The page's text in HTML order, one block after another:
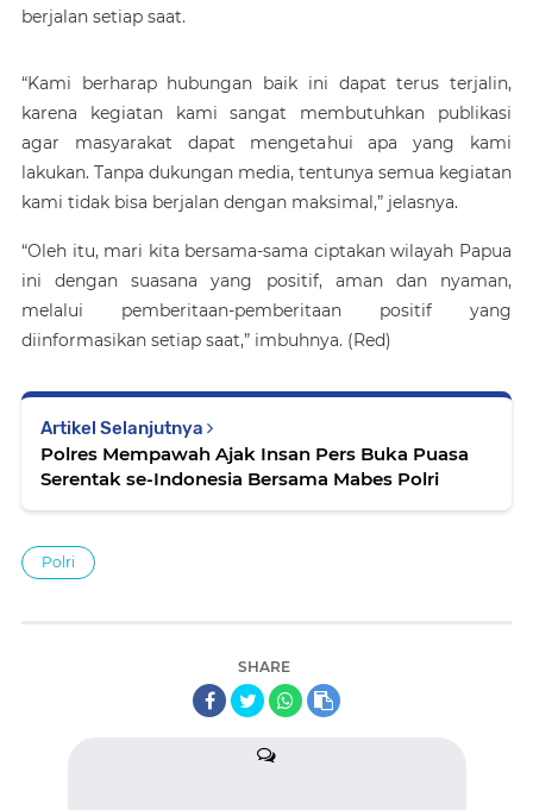
berjalan setiap saat.
“Kami berharap hubungan baik ini dapat terus terjalin,
karena kegiatan kami sangat membutuhkan publikasi
agar masyarakat dapat mengetahui apa yang kami
lakukan. Tanpa dukungan media, tentunya semua kegiatan
kami tidak bisa berjalan dengan maksimal,” jelasnya.
“Oleh itu, mari kita bersama-sama ciptakan wilayah Papua
ini dengan suasana yang positif, aman dan nyaman,
melalui pemberitaan-pemberitaan positif yang
diinformasikan setiap saat,” imbuhnya. (Red)
Artikel Selanjutnya
Polres Mempawah Ajak Insan Pers Buka Puasa
Serentak se-Indonesia Bersama Mabes Polri
Polri
SHARE